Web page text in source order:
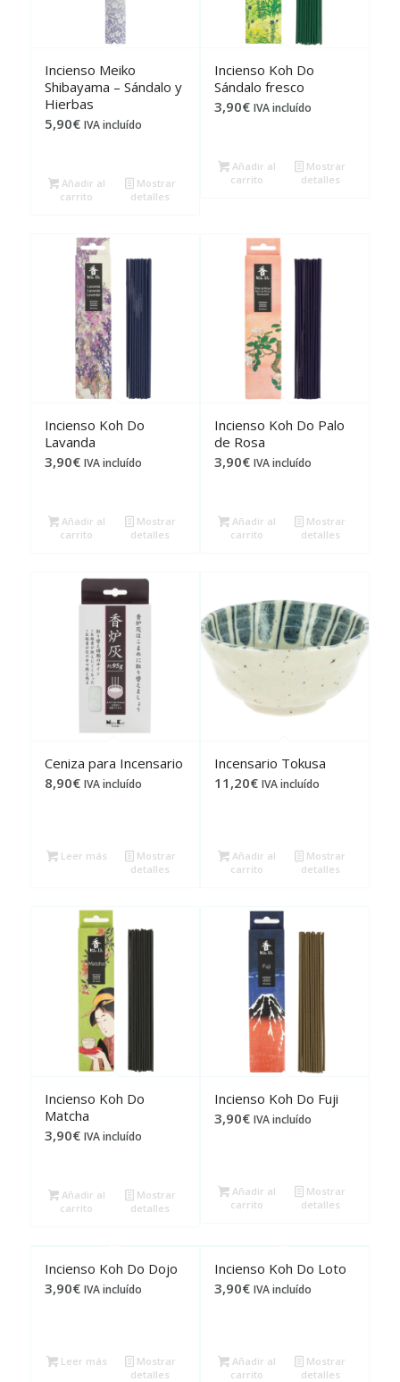
Incienso Meiko
Shibayama – Sándalo y
Hierbas
5,90€ IVA incluído
Añadir al
carrito
Mostrar
detalles
Incienso Koh Do
Sándalo fresco
3,90€ IVA incluído
Añadir al
carrito
Mostrar
detalles
Incienso Koh Do
Lavanda
3,90€ IVA incluído
Añadir al
carrito
Mostrar
detalles
Incienso Koh Do Palo
de Rosa
3,90€ IVA incluído
Añadir al
carrito
Mostrar
detalles
Ceniza para Incensario
8,90€ IVA incluído
Leer más
Mostrar
detalles
Incensario Tokusa
11,20€ IVA incluído
Añadir al
carrito
Mostrar
detalles
Incienso Koh Do
Matcha
3,90€ IVA incluído
Añadir al
carrito
Mostrar
detalles
Incienso Koh Do Fuji
3,90€ IVA incluído
Añadir al
carrito
Mostrar
detalles
Incienso Koh Do Dojo
3,90€ IVA incluído
Leer más
Mostrar
detalles
Incienso Koh Do Loto
3,90€ IVA incluído
Añadir al
carrito
Mostrar
detalles